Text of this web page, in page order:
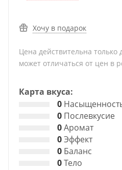
Хочу в подарок
Цена действительна только
может отличаться от цен в
Карта вкуса:
0
0 Послевкусие
0Аромат
0Эффект
0 Баланс
0Тело